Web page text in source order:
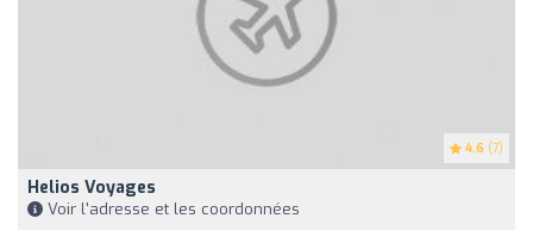
4.6 (7)
Helios Voyages
Voir l'adresse et les coordonnées